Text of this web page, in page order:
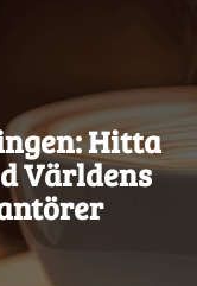
Hitta
Världens